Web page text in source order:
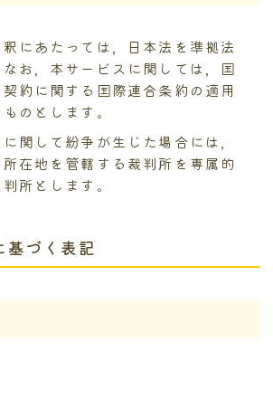
にあたっては，日本法を準拠法
お，本サービスに関しては，国
約に関する国際連合条約の適用
のとします。
関して紛争が生じた場合には，
在地を管轄する裁判所を専属的
所とします。
基づく表記